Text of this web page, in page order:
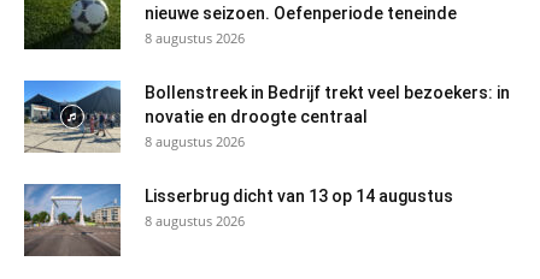
nieuwe seizoen. Oefenperiode teneinde
8 augustus 2026
Bollenstreek in Bedrijf trekt veel bezoekers: in
novatie en droogte centraal
8 augustus 2026
Lisserbrug dicht van 13 op 14 augustus
8 augustus 2026